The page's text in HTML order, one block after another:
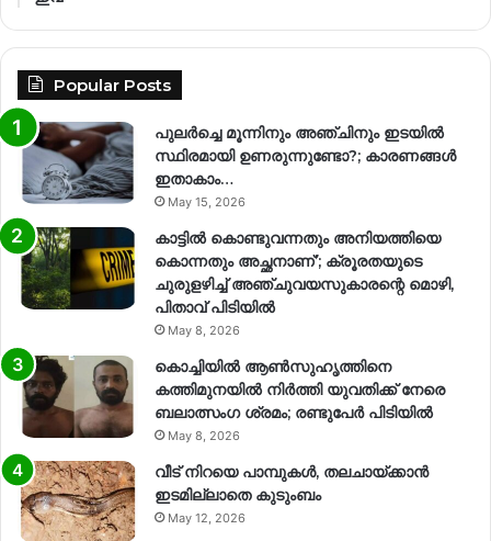
Popular Posts
പുലർച്ചെ മൂന്നിനും അഞ്ചിനും ഇടയിൽ
സ്ഥിരമായി ഉണരുന്നുണ്ടോ?; കാരണങ്ങള്‍
ഇതാകാം…
May 15, 2026
കാട്ടിൽ കൊണ്ടുവന്നതും അനിയത്തിയെ
കൊന്നതും അച്ഛനാണ്’; ക്രൂരതയുടെ
ചുരുളഴിച്ച് അഞ്ചുവയസുകാരന്റെ മൊഴി,
പിതാവ് പിടിയിൽ
May 8, 2026
കൊച്ചിയിൽ ആൺസുഹൃത്തിനെ
കത്തിമുനയിൽ നിർത്തി യുവതിക്ക് നേരെ
ബലാത്സംഗ​ ശ്രമം; രണ്ടുപേർ പിടിയിൽ
May 8, 2026
വീട് നിറയെ പാമ്പുകൾ, തലചായ്ക്കാൻ
ഇടമില്ലാതെ കുടുംബം
May 12, 2026